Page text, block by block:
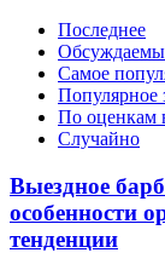
Последнее
Самое
Популярное
По оценкам
Случайно
Выездное
особенности
тенденции